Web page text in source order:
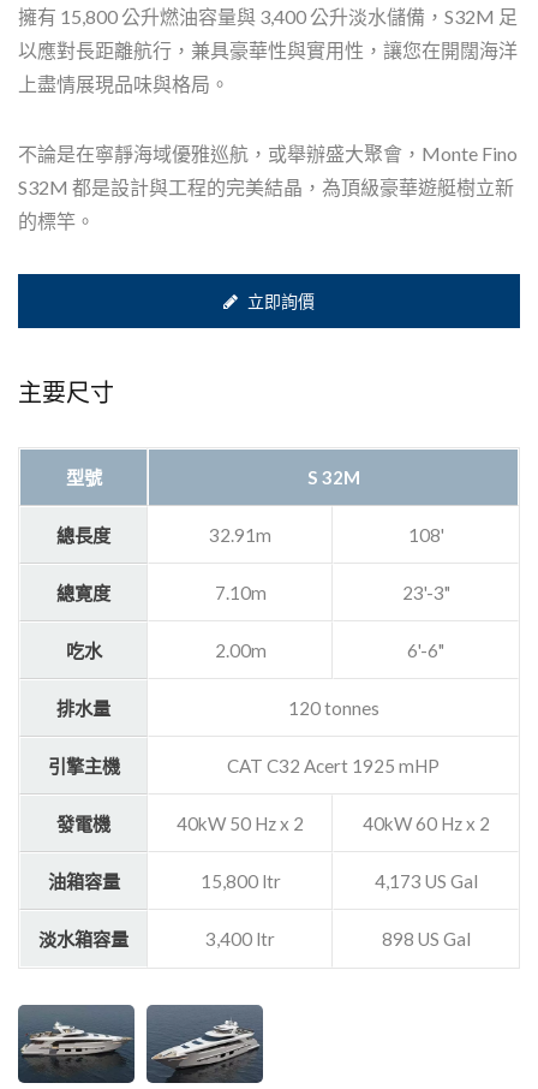
擁有 15,800 公升燃油容量與 3,400 公升淡水儲備，S32M 足
以應對長距離航行，兼具豪華性與實用性，讓您在開闊海洋
上盡情展現品味與格局。
不論是在寧靜海域優雅巡航，或舉辦盛大聚會，Monte Fino
S32M 都是設計與工程的完美結晶，為頂級豪華遊艇樹立新
的標竿。
立即詢價
主要尺寸
型號 S 32M
總長度 32.91m 108'
總寛度 7.10m 23'-3"
吃水 2.00m 6'-6"
排水量 120 tonnes
引擎主機 CAT C32 Acert 1925 mHP
發電機 40kW 50 Hz x 2 40kW 60 Hz x 2
油箱容量 15,800 ltr 4,173 US Gal
淡水箱容量 3,400 ltr 898 US Gal